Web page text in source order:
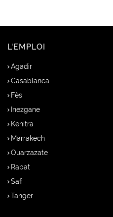
L'EMPLOI
Agadir
Casablanca
Fès
Inezgane
Kenitra
Marrakech
Ouarzazate
Rabat
Safi
Tanger